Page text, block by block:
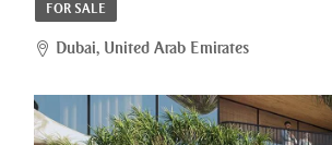
FOR SALE
Dubai, United Arab Emirates